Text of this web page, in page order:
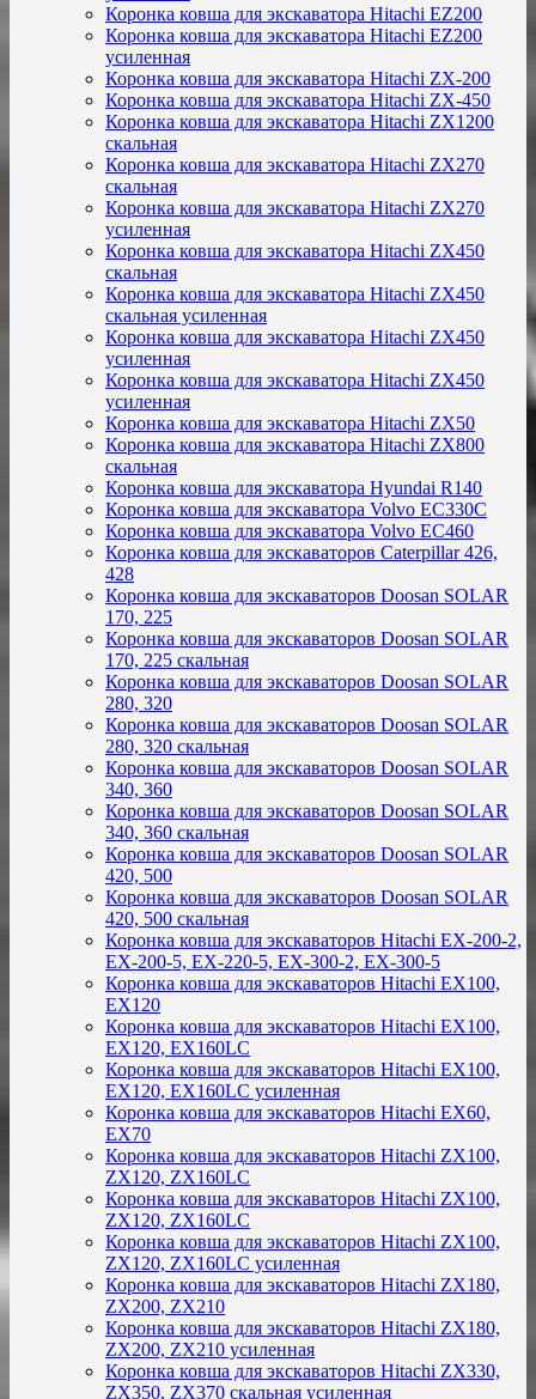
Коронка ковша для экскаватора Hitachi EZ200
Коронка ковша для экскаватора Hitachi EZ200
усиленная
Коронка ковша для экскаватора Hitachi ZX-200
Коронка ковша для экскаватора Hitachi ZX-450
Коронка ковша для экскаватора Hitachi ZX1200
скальная
Коронка ковша для экскаватора Hitachi ZX270
скальная
Коронка ковша для экскаватора Hitachi ZX270
усиленная
Коронка ковша для экскаватора Hitachi ZX450
скальная
Коронка ковша для экскаватора Hitachi ZX450
скальная усиленная
Коронка ковша для экскаватора Hitachi ZX450
усиленная
Коронка ковша для экскаватора Hitachi ZX450
усиленная
Коронка ковша для экскаватора Hitachi ZX50
Коронка ковша для экскаватора Hitachi ZX800
скальная
Коронка ковша для экскаватора Hyundai R140
Коронка ковша для экскаватора Volvo EC330C
Коронка ковша для экскаватора Volvo EC460
Коронка ковша для экскаваторов Caterpillar 426,
428
Коронка ковша для экскаваторов Doosan SOLAR
170, 225
Коронка ковша для экскаваторов Doosan SOLAR
170, 225 скальная
Коронка ковша для экскаваторов Doosan SOLAR
280, 320
Коронка ковша для экскаваторов Doosan SOLAR
280, 320 скальная
Коронка ковша для экскаваторов Doosan SOLAR
340, 360
Коронка ковша для экскаваторов Doosan SOLAR
340, 360 скальная
Коронка ковша для экскаваторов Doosan SOLAR
420, 500
Коронка ковша для экскаваторов Doosan SOLAR
420, 500 скальная
Коронка ковша для экскаваторов Hitachi EX-200-2,
EX-200-5, EX-220-5, EX-300-2, EX-300-5
Коронка ковша для экскаваторов Hitachi EX100,
EX120
Коронка ковша для экскаваторов Hitachi EX100,
EX120, EX160LC
Коронка ковша для экскаваторов Hitachi EX100,
EX120, EX160LC усиленная
Коронка ковша для экскаваторов Hitachi EX60,
EX70
Коронка ковша для экскаваторов Hitachi ZX100,
ZX120, ZX160LC
Коронка ковша для экскаваторов Hitachi ZX100,
ZX120, ZX160LC
Коронка ковша для экскаваторов Hitachi ZX100,
ZX120, ZX160LC усиленная
Коронка ковша для экскаваторов Hitachi ZX180,
ZX200, ZX210
Коронка ковша для экскаваторов Hitachi ZX180,
ZX200, ZX210 усиленная
Коронка ковша для экскаваторов Hitachi ZX330,
ZX350, ZX370 скальная усиленная